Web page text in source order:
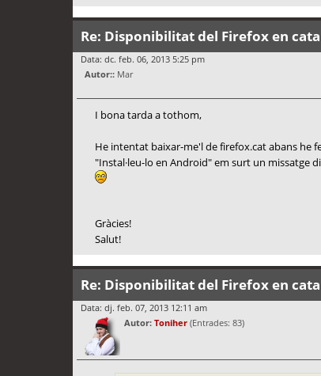
Re: Disponibilitat del Firefox en
Data: dc. feb. 06, 2013 5:25 pm
Autor:: Mar
I bona tarda a tothom,
He intentat baixar-me'l de firefox.cat abans he
"Instal·leu-lo en Android" em surt un missatge
Gràcies!
Salut!
Re: Disponibilitat del Firefox en
Data: dj. feb. 07, 2013 12:11 am
Autor: Toniher (Entrades: 83)